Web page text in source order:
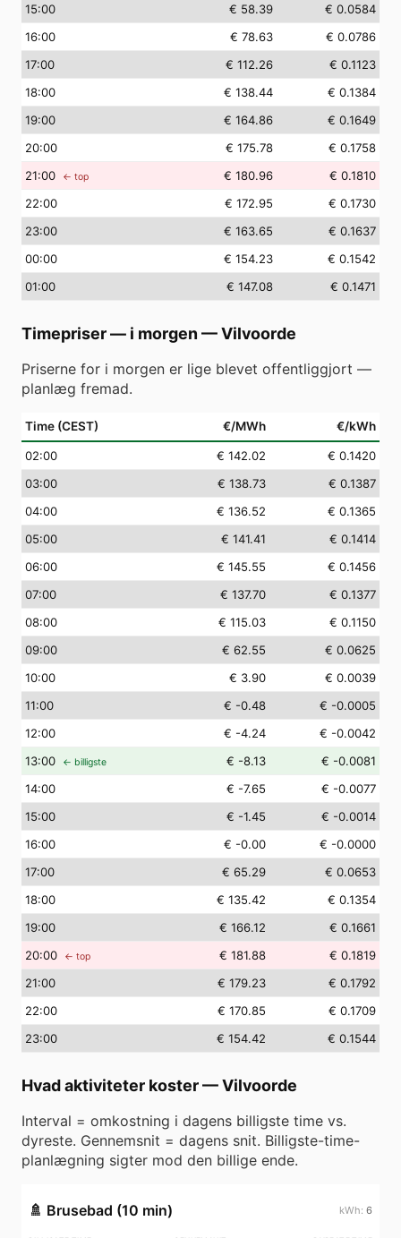
15:00 € 58.39
€ 0.0584
16:00 € 78.63
€ 0.0786
17:00 € 112.26
€ 0.1123
18:00 € 138.44
€ 0.1384
19:00 € 164.86
€ 0.1649
20:00 € 175.78
€ 0.1758
21:00 ← top € 180.96
€ 0.1810
22:00 € 172.95
€ 0.1730
23:00 € 163.65
€ 0.1637
00:00 € 154.23
€ 0.1542
01:00 € 147.08 € 0.1471
Timepriser — i morgen —Vilvoorde
Priserne for i morgen er lige blevet offentliggjort —
planlæg fremad.
Time (CEST) €/MWh €/kWh
02:00 € 142.02
€ 0.1420
03:00 € 138.73
€ 0.1387
04:00 € 136.52
€ 0.1365
05:00 € 141.41
€ 0.1414
06:00 € 145.55
€ 0.1456
07:00 € 137.70
€ 0.1377
08:00 € 115.03
€ 0.1150
09:00 € 62.55
€ 0.0625
10:00 € 3.90
€ 0.0039
11:00 € -0.48
€ -0.0005
12:00 € -4.24
€ -0.0042
13:00 ← billigste € -8.13
€ -0.0081
14:00 € -7.65
€ -0.0077
15:00 € -1.45
€ -0.0014
16:00 € -0.00
€ -0.0000
17:00 € 65.29
€ 0.0653
18:00 € 135.42
€ 0.1354
19:00 € 166.12
€ 0.1661
20:00 ← top € 181.88
€ 0.1819
21:00 € 179.23
€ 0.1792
22:00 € 170.85
€ 0.1709
23:00 € 154.42 € 0.1544
Hvad aktiviteter koster—Vilvoorde
Interval = omkostning i dagens billigste time vs.
dyreste. Gennemsnit = dagens snit. Billigste-time-
planlægning sigter mod den billige ende.
🚿 Brusebad (10 min) 6